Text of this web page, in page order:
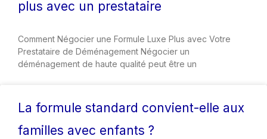
plus avec un prestataire
Comment Négocier une Formule Luxe Plus avec Votre
Prestataire de Déménagement Négocier un
déménagement de haute qualité peut être un
La formule standard convient-elle aux
familles avec enfants ?